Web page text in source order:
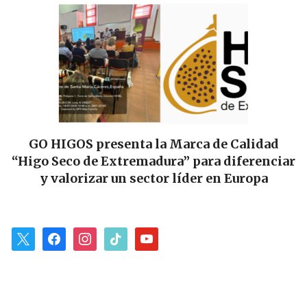
GO HIGOS presenta la Marca de Calidad
“Higo Seco de Extremadura” para diferenciar
y valorizar un sector líder en Europa
facebookinstagram
tiktok youtube